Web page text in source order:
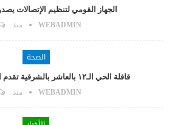
الجهاز القومي لتنظيم الإتصالات
WEBADMIN منذ
الصحة
قافلة الحي الـ١٢ بالعاشر بالشرقية تقدم الخدمة لأكثر من…
WEBADMIN منذ